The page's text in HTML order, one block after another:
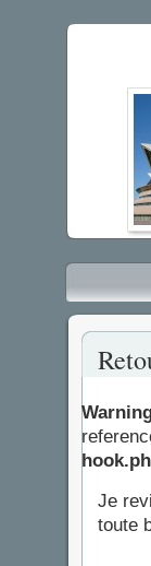
Je
toute